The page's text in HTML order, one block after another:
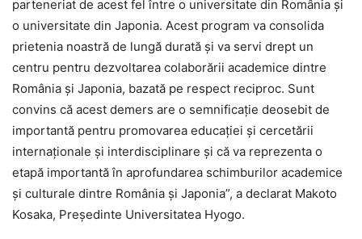
parteneriat de acest fel între o universitate din România și
o universitate din Japonia. Acest program va consolida
prietenia noastră de lungă durată și va servi drept un
centru pentru dezvoltarea colaborării academice dintre
România și Japonia, bazată pe respect reciproc. Sunt
convins că acest demers are o semnificație deosebit de
importantă pentru promovarea educației și cercetării
internaționale și interdisciplinare și că va reprezenta o
etapă importantă în aprofundarea schimburilor academice
și culturale dintre România și Japonia”, a declarat Makoto
Kosaka, Președinte Universitatea Hyogo.